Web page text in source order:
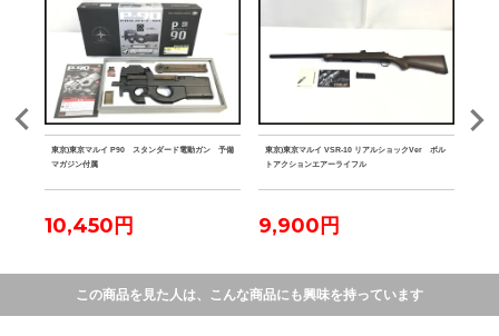
東京)東京マルイ P90 スタンダード電動ガン 予備
マガジン付属
10,450円
東京)東京マルイ VSR-10 リアルショックVer ボル
トアクションエアーライフル
9,900円
この商品を見た人は、こんな商品にも興味を持っています